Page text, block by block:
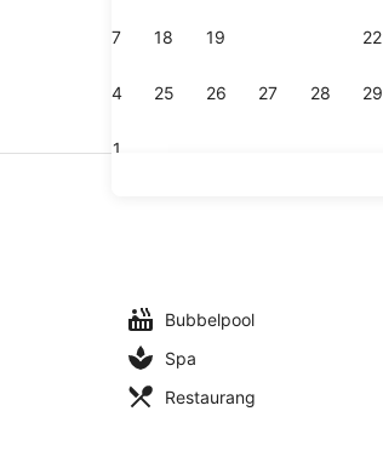
17 18 19 22
24 25 26 27 28 29
31
Bubbelpool
Spa
Restaurang